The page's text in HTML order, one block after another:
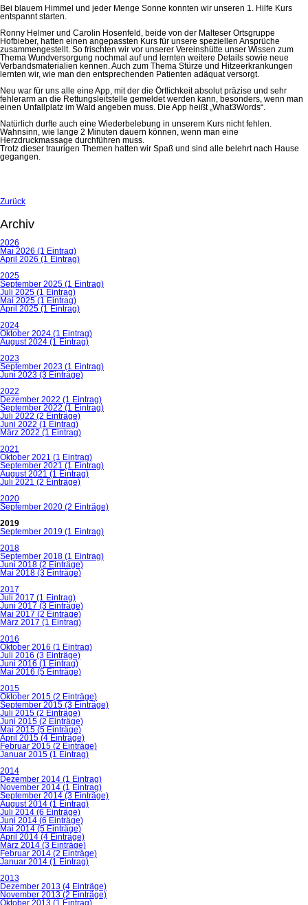
Bei blauem Himmel und jeder Menge Sonne konnten wir unseren 1. Hilfe Kurs
entspannt starten.
Ronny Helmer und Carolin Hosenfeld, beide von der Malteser Ortsgruppe
Hofbieber, hatten einen angepassten Kurs für unsere speziellen Ansprüche
zusammengestellt. So frischten wir vor unserer Vereinshütte unser Wissen zum
Thema Wundversorgung nochmal auf und lernten weitere Details sowie neue
Verbandsmaterialien kennen. Auch zum Thema Stürze und Hitzeerkrankungen
lernten wir, wie man den entsprechenden Patienten adäquat versorgt.
Neu war für uns alle eine App, mit der die Örtlichkeit absolut präzise und sehr
fehlerarm an die Rettungsleitstelle gemeldet werden kann, besonders, wenn man
einen Unfallplatz im Wald angeben muss. Die App heißt „What3Words“.
Natürlich durfte auch eine Wiederbelebung in unserem Kurs nicht fehlen.
Wahnsinn, wie lange 2 Minuten dauern können, wenn man eine
Herzdruckmassage durchführen muss.
Trotz dieser traurigen Themen hatten wir Spaß und sind alle belehrt nach Hause
gegangen.
Zurück
Archiv
2026
Mai 2026 (1 Eintrag)
April 2026 (1 Eintrag)
2025
September 2025 (1 Eintrag)
Juli 2025 (1 Eintrag)
Mai 2025 (1 Eintrag)
April 2025 (1 Eintrag)
2024
Oktober 2024 (1 Eintrag)
August 2024 (1 Eintrag)
2023
September 2023 (1 Eintrag)
Juni 2023 (3 Einträge)
2022
Dezember 2022 (1 Eintrag)
September 2022 (1 Eintrag)
Juli 2022 (2 Einträge)
Juni 2022 (1 Eintrag)
März 2022 (1 Eintrag)
2021
Oktober 2021 (1 Eintrag)
September 2021 (1 Eintrag)
August 2021 (1 Eintrag)
Juli 2021 (2 Einträge)
2020
September 2020 (2 Einträge)
2019
September 2019 (1 Eintrag)
2018
September 2018 (1 Eintrag)
Juni 2018 (2 Einträge)
Mai 2018 (3 Einträge)
2017
Juli 2017 (1 Eintrag)
Juni 2017 (3 Einträge)
Mai 2017 (2 Einträge)
März 2017 (1 Eintrag)
2016
Oktober 2016 (1 Eintrag)
Juli 2016 (3 Einträge)
Juni 2016 (1 Eintrag)
Mai 2016 (5 Einträge)
2015
Oktober 2015 (2 Einträge)
September 2015 (3 Einträge)
Juli 2015 (2 Einträge)
Juni 2015 (2 Einträge)
Mai 2015 (5 Einträge)
April 2015 (4 Einträge)
Februar 2015 (2 Einträge)
Januar 2015 (1 Eintrag)
2014
Dezember 2014 (1 Eintrag)
November 2014 (1 Eintrag)
September 2014 (3 Einträge)
August 2014 (1 Eintrag)
Juli 2014 (6 Einträge)
Juni 2014 (6 Einträge)
Mai 2014 (5 Einträge)
April 2014 (4 Einträge)
März 2014 (3 Einträge)
Februar 2014 (2 Einträge)
Januar 2014 (1 Eintrag)
2013
Dezember 2013 (4 Einträge)
November 2013 (2 Einträge)
Oktober 2013 (1 Eintrag)